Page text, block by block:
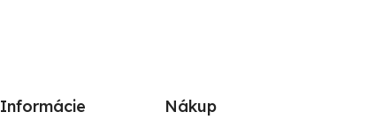
Informácie Nákup